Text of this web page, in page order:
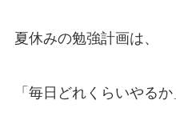
夏休みの勉強計画は、
「毎日どれくらいやるか